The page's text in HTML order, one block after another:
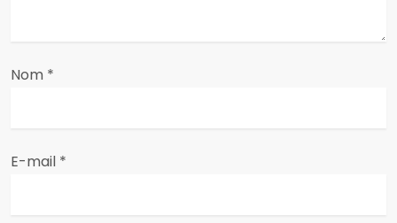
a
t
Nom *
E-mail *